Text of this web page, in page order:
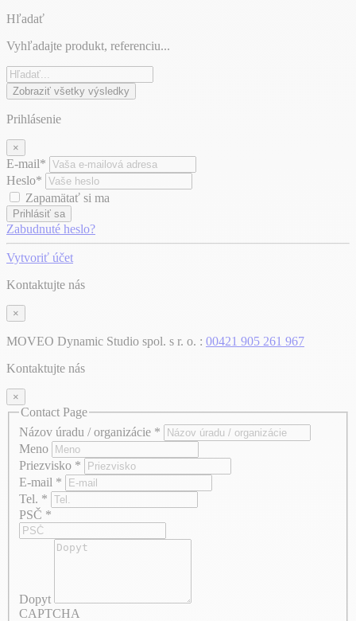
Hľadať
Vyhľadajte produkt, referenciu...
Zobraziť všetky výsledky
Prihlásenie
×
E-mail*
Heslo*
Zapamätať si ma
Prihlásiť sa
Zabudnuté heslo?
Vytvoriť účet
Kontaktujte nás
×
MOVEO Dynamic Studio spol. s r. o. : 00421 905 261 967
Kontaktujte nás
×
Contact Page
Názov úradu / organizácie *
Meno
Priezvisko *
E-mail *
Tel. *
PSČ *
Dopyt
CAPTCHA